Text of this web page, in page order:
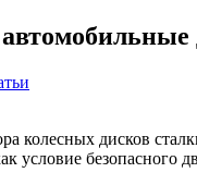
колесных дисков
условие безопасного